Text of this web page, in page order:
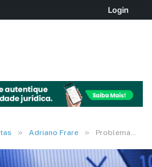
Login
» Adriano Frare » Problemas no OCSP causa revogação de ACs Intermediárias. Por Adriano Frare